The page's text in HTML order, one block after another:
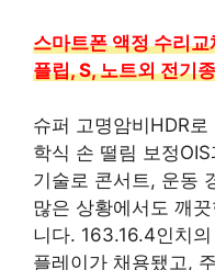
스마트폰 액정 수리
플립, S, 노트외 전기
슈퍼 고명암비HDR
학식 손 떨림 보정
기술로 콘서트, 운동
많은 상황에서도 깨
니다. 163.16.4인치
플레이가 채용됐고,